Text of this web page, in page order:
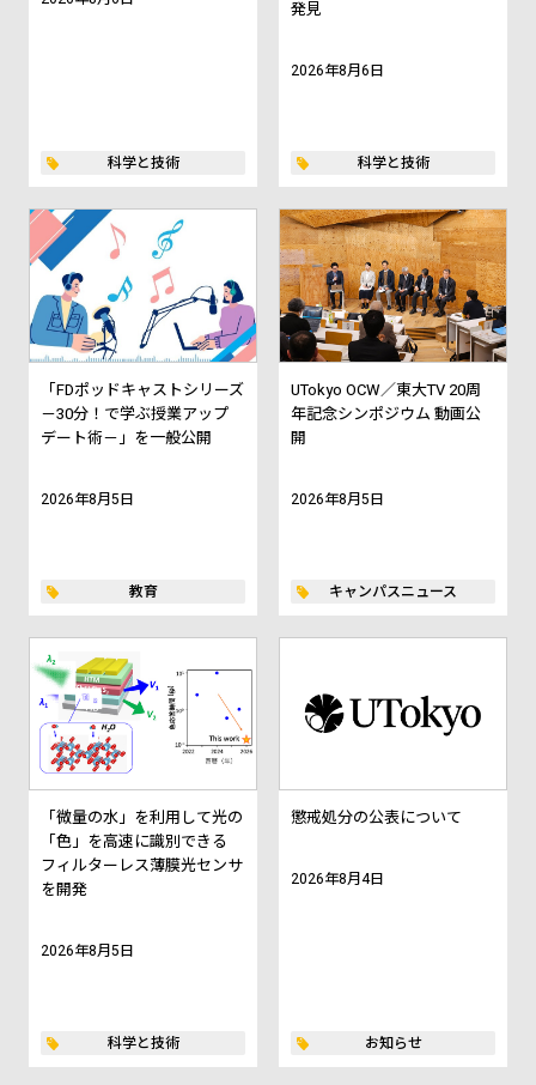
科学と技術
発見――
2026年8月6日
科学と技術
「FDポッドキャストシリーズ
－30分！で学ぶ授業アップ
デート術－」を一般公開
2026年8月5日
教育
UTokyo OCW／東大TV 20周
年記念シンポジウム 動画公
開
2026年8月5日
キャンパスニュース
「微量の水」を利用して光の
「色」を高速に識別できる
フィルターレス薄膜光センサ
を開発
2026年8月5日
科学と技術
懲戒処分の公表について
2026年8月4日
お知らせ